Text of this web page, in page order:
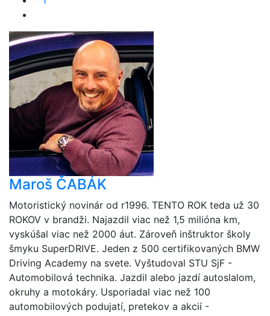
Maroš ČABÁK
Motoristický novinár od r1996. TENTO ROK teda už 30
ROKOV v brandži. Najazdil viac než 1,5 milióna km,
vyskúšal viac než 2000 áut. Zároveň inštruktor školy
šmyku SuperDRIVE. Jeden z 500 certifikovaných BMW
Driving Academy na svete. Vyštudoval STU SjF -
Automobilová technika. Jazdil alebo jazdí autoslalom,
okruhy a motokáry. Usporiadal viac než 100
automobilových podujatí, pretekov a akcií -